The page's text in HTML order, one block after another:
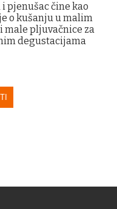
pjenušac čine kao
o kušanju u malim
male pljuvačnice za
degustacijama